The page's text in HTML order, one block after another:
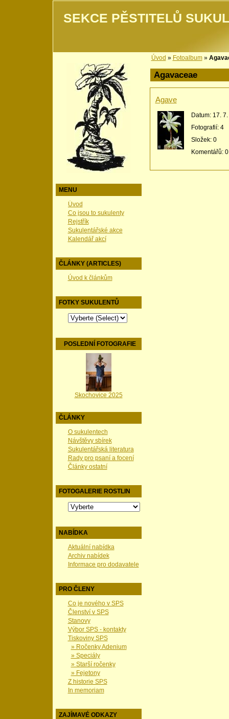
SEKCE PĚSTITELŮ
MENU
Úvod
Co jsou to sukulenty
Rejstřík
Sukulentářské akce
Kalendář akcí
ČLÁNKY (ARTICLES)
Úvod k článkům
FOTKY SUKULENTŮ
POSLEDNÍ FOTOGRAFIE
Skochovice 2025
ČLÁNKY
O sukulentech
Návštěvy sbírek
Sukulentářská literatura
Rady pro psaní a focení
Články ostatní
FOTOGALERIE ROSTLIN
NABÍDKA
Aktuální nabídka
Archiv nabídek
Informace pro dodavatele
PRO ČLENY
Co je nového v SPS
Členství v SPS
Stanovy
Výbor SPS - kontakty
Tiskoviny SPS
» Ročenky Adenium
» Speciály
» Starší ročenky
» Fejetony
Z historie SPS
In memoriam
ZAJÍMAVÉ ODKAZY
Úvod » Fotoalbum»
Agavaceae
Agave
Datum: 17.
Fotografií: 4
Složek: 0
Komentářů: 0